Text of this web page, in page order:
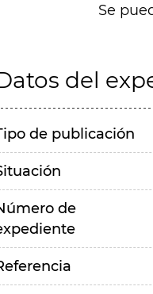
Se
del
de publicación
de